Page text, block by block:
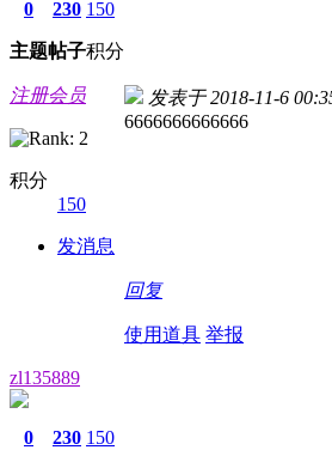
0
主题
230
帖子
150
积分
注册会员
积分
150
发消息
发表于 2018-11-6
6666666666666
回复
使用道具 举报
zl135889
0 230 150